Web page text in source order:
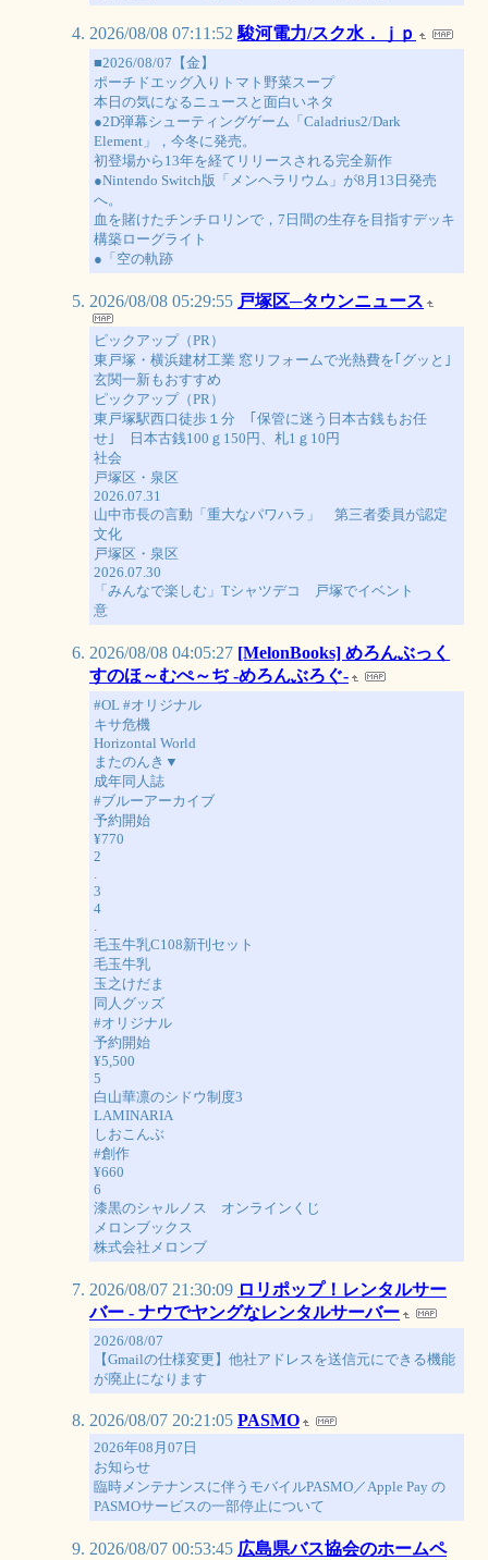
2026/08/08 07:11:52 駿河電力/スク水．ｊｐ
■2026/08/07【金】
ポーチドエッグ入りトマト野菜スープ
本日の気になるニュースと面白いネタ
●2D弾幕シューティングゲーム「Caladrius2/Dark
Element」，今冬に発売。
初登場から13年を経てリリースされる完全新作
●Nintendo Switch版「メンヘラリウム」が8月13日発売
へ。
血を賭けたチンチロリンで，7日間の生存を目指すデッキ
構築ローグライト
●「空の軌跡
2026/08/08 05:29:55 戸塚区─タウンニュース
ピックアップ（PR）
東戸塚・横浜建材工業 窓リフォームで光熱費を｢グッと｣
玄関一新もおすすめ
ピックアップ（PR）
東戸塚駅西口徒歩１分 ｢保管に迷う日本古銭もお任
せ｣ 日本古銭100ｇ150円、札1ｇ10円
社会
戸塚区・泉区
2026.07.31
山中市長の言動「重大なパワハラ」 第三者委員が認定
文化
戸塚区・泉区
2026.07.30
「みんなで楽しむ」Tシャツデコ 戸塚でイベント
意
2026/08/08 04:05:27 [MelonBooks] めろんぶっく
すのほ～むぺ～ぢ -めろんぶろぐ-
#OL #オリジナル
キサ危機
Horizontal World
またのんき▼
成年同人誌
#ブルーアーカイブ
予約開始
¥770
2
3
4
毛玉牛乳C108新刊セット
毛玉牛乳
玉之けだま
同人グッズ
#オリジナル
予約開始
¥5,500
5
白山華凛のシドウ制度3
LAMINARIA
しおこんぶ
#創作
¥660
6
漆黒のシャルノス オンラインくじ
メロンブックス
株式会社メロンブ
2026/08/07 21:30:09 ロリポップ！レンタルサー
バー - ナウでヤングなレンタルサーバー
2026/08/07
【Gmailの仕様変更】他社アドレスを送信元にできる機能
が廃止になります
2026/08/07 20:21:05 PASMO
2026年08月07日
お知らせ
臨時メンテナンスに伴うモバイルPASMO／Apple Pay の
PASMOサービスの一部停止について
2026/08/07 00:53:45 広島県バス協会のホームペ